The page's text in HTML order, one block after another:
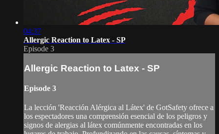
04:37
Allergic Reaction to Latex - SP
Episode 3
Allergic Reaction to Latex - SP
Episode 3
La lección 'Reacción Alérgica al Látex' de GotSafety ofrece a
los espectadores una comprensión esencial de los peligros y
signos de alergias al látex comúnmente encontradas en los